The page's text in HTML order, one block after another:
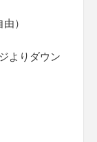
）
よりダウン